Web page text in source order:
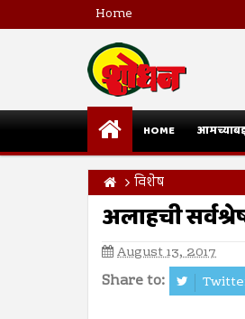
Home
HOME
विशेष
अलाहची
August 13, 2017
Share to: